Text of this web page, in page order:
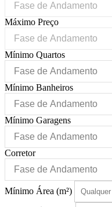
Fase de Andamento
Máximo Preço
Fase de Andamento
Mínimo Quartos
Fase de Andamento
Mínimo Banheiros
Fase de Andamento
Mínimo Garagens
Fase de Andamento
Corretor
Fase de Andamento
Mínimo Área (m²)